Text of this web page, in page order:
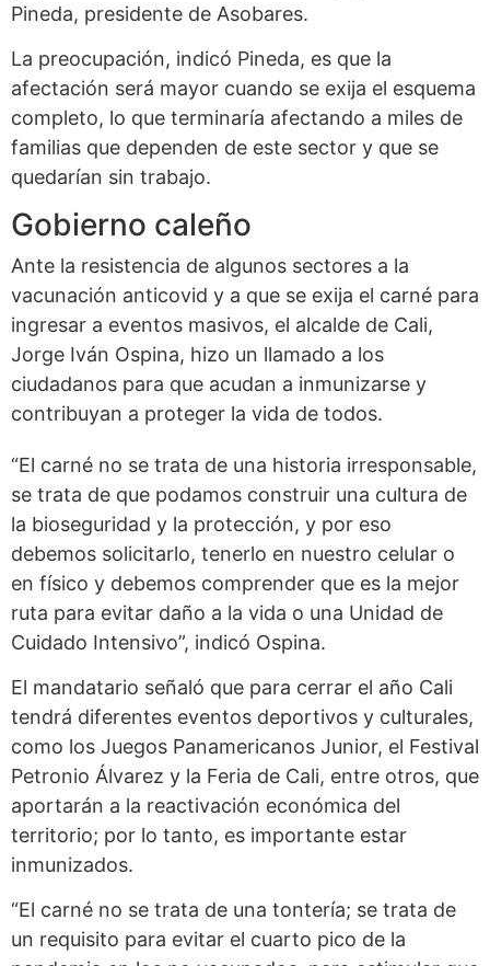
Pineda, presidente de Asobares.
La preocupación, indicó Pineda, es que la
afectación será mayor cuando se exija el esquema
completo, lo que terminaría afectando a miles de
familias que dependen de este sector y que se
quedarían sin trabajo.
Gobierno caleño
Ante la resistencia de algunos sectores a la
vacunación anticovid y a que se exija el carné para
ingresar a eventos masivos, el alcalde de Cali,
Jorge Iván Ospina, hizo un llamado a los
ciudadanos para que acudan a inmunizarse y
contribuyan a proteger la vida de todos.
“El carné no se trata de una historia irresponsable,
se trata de que podamos construir una cultura de
la bioseguridad y la protección, y por eso
debemos solicitarlo, tenerlo en nuestro celular o
en físico y debemos comprender que es la mejor
ruta para evitar daño a la vida o una Unidad de
Cuidado Intensivo”, indicó Ospina.
El mandatario señaló que para cerrar el año Cali
tendrá diferentes eventos deportivos y culturales,
como los Juegos Panamericanos Junior, el Festival
Petronio Álvarez y la Feria de Cali, entre otros, que
aportarán a la reactivación económica del
territorio; por lo tanto, es importante estar
inmunizados.
“El carné no se trata de una tontería; se trata de
un requisito para evitar el cuarto pico de la